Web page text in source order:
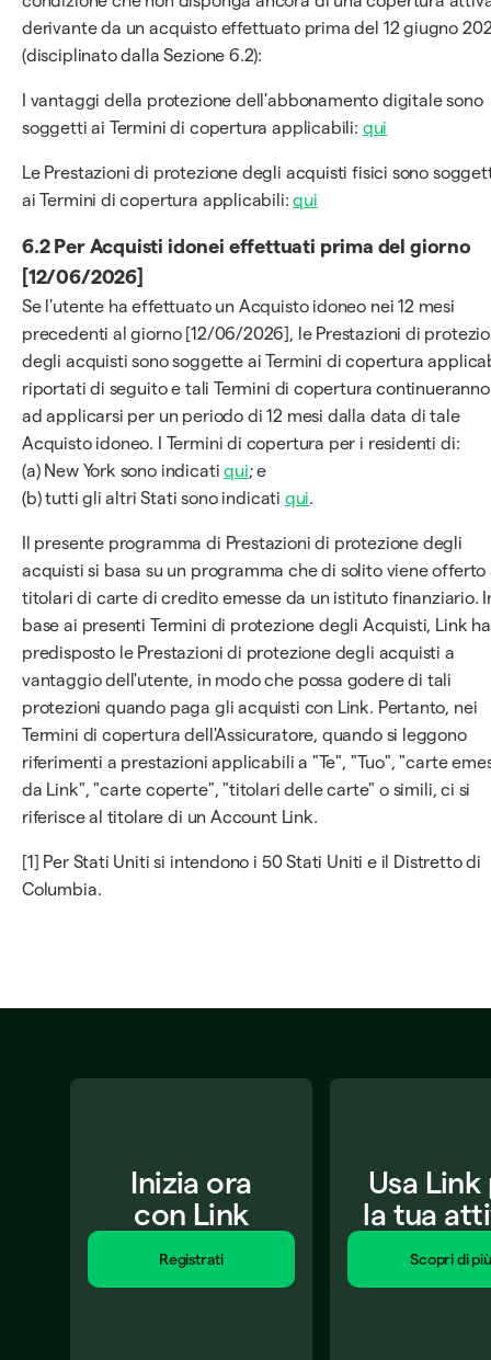
derivante da un acquisto effettuato prima del 12 giugno
(disciplinato dalla Sezione 6.2):
I vantaggi della protezione dell'abbonamento digitale sono
soggetti ai Termini di copertura applicabili: qui
Le Prestazioni di protezione degli acquisti fisici sono
ai Termini di copertura applicabili:qui
6.2 Per Acquisti idonei effettuati prima del giorno
[12/06/2026]
Se l'utente ha effettuato un Acquisto idoneo nei 12 mesi
precedenti al giorno [12/06/2026], le Prestazioni di
degli acquisti sono soggette ai Termini di copertura
riportati di seguito e tali Termini di copertura continueranno
ad applicarsi per un periodo di 12 mesi dalla data di tale
Acquisto idoneo. I Termini di copertura per i residenti di:
(a) New York sono indicatiqui; e
(b) tutti gli altri Stati sono indicati qui.
Il presente programma di Prestazioni di protezione degli
acquisti si basa su un programma che di solito viene offerto
titolari di carte di credito emesse da un istituto finanziario.
base ai presenti Termini di protezione degli Acquisti, Link ha
predisposto le Prestazioni di protezione degli acquisti a
vantaggio dell'utente, in modo che possa godere di tali
protezioni quando paga gli acquisti con Link. Pertanto, nei
Termini di copertura dell'Assicuratore, quando si leggono
riferimenti a prestazioni applicabili a "Te", "Tuo", "carte
da Link", "carte coperte", "titolari delle carte" o simili, ci si
riferisce al titolare di un Account Link.
[1] Per Stati Uniti si intendono i 50 Stati Uniti e il Distretto di
Columbia.
Inizia ora
con Link
Registrati
Usa Link
la tua
Scopri di più